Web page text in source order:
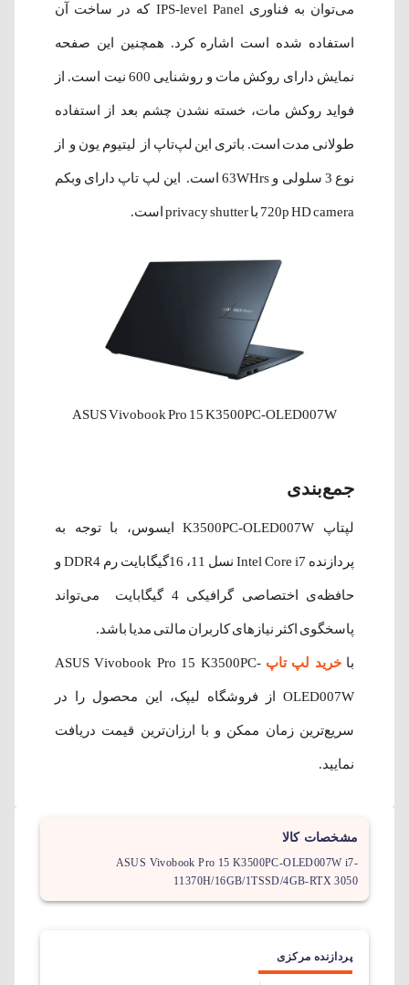
می‌توان به فناوری IPS-level Panel که در ساخت آن
استفاده شده است اشاره کرد. همچنین این صفحه
نمایش دارای روکش مات و روشنایی 600 نیت است. از
فواید روکش مات، خسته نشدن چشم بعد از استفاده
طولانی مدت است. باتری این لپ‌تاپ از لیتیوم یون و از
نوع 3 سلولی و 63WHrs است. این لپ تاپ دارای وبکم
720p HD camera با privacy shutter است.
ASUS Vivobook Pro 15 K3500PC-OLED007W
جمع‌بندی
لپتاپ K3500PC-OLED007W ایسوس، با توجه به
پردازنده Intel Core i7 نسل 11، 16گیگابایت رم DDR4 و
حافظه‌ی اختصاصی گرافیکی 4 گیگابایت می‌تواند
پاسخگوی اکثر نیازهای کاربران مالتی مدیا باشد.
باخرید لپ تاپ ASUS Vivobook Pro 15 K3500PC-
OLED007W از فروشگاه لیپک، این محصول را در
سریع‌ترین زمان ممکن و با ارزان‌ترین قیمت دریافت
نمایید.
مشخصات کالا
ASUS Vivobook Pro 15 K3500PC-OLED007W i7-
11370H/16GB/1TSSD/4GB-RTX 3050
پردازنده مرکزی